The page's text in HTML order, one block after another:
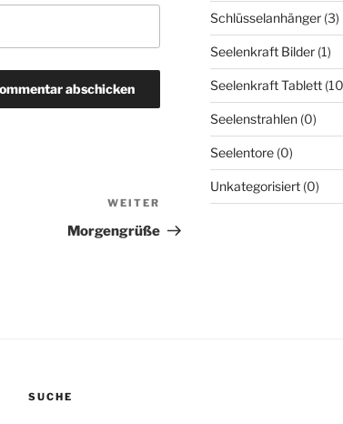
Nächster
Beitrag
WEITER
Morgengrüße
Schlüsselanhänger (3)
Seelenkraft Bilder (1)
Seelenkraft Tablett
Seelenstrahlen (0)
Seelentore (0)
Unkategorisiert (0)
SUCHE